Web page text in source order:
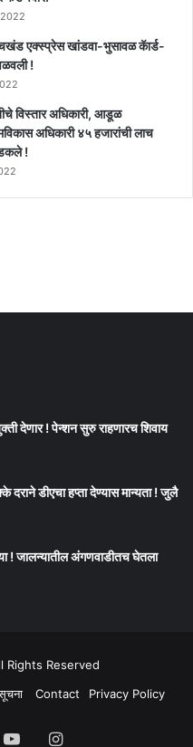
एक्स्प्रेस खांडवा-भुसावळ कॅार्ड-
!
विस्तार अधिकारी, आडूळ
अधिकारी ४५ हजारांची लाच
!
देणार ! पेन्शन सुरु राहणारच शिवाय
दराने डीएचा हप्ता देण्यास मान्यता ! जुलै
! जालन्यातील अंगणवाडीतच घेतला
Reserved
Contact Privacy Policy
YouTubeInstagram